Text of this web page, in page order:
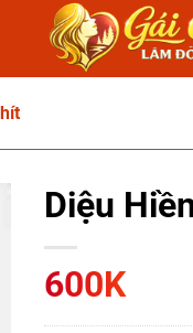
Diệu
600K